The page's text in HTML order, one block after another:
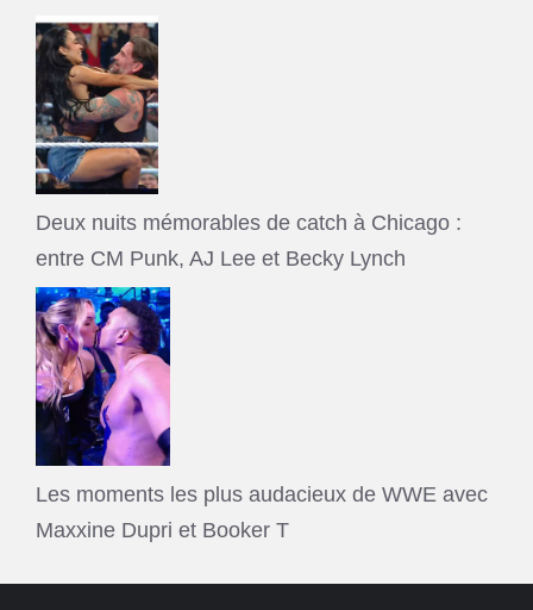
Deux nuits mémorables de catch à Chicago :
entre CM Punk, AJ Lee et Becky Lynch
Les moments les plus audacieux de WWE avec
Maxxine Dupri et Booker T